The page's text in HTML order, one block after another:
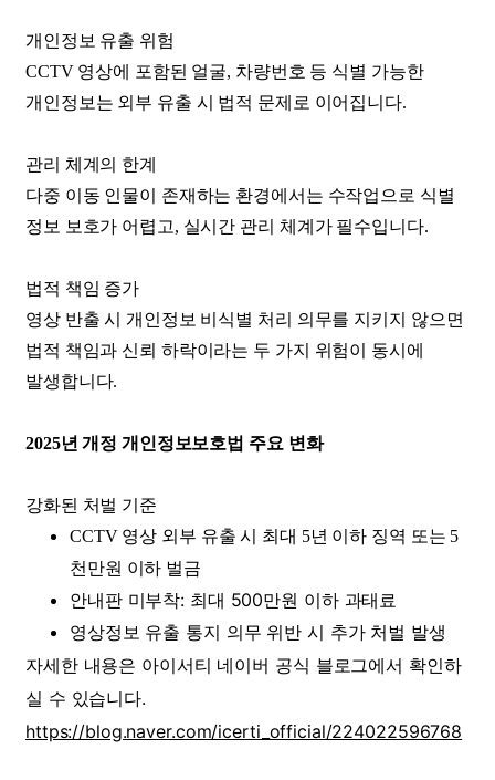
개인정보 유출 위험
CCTV 영상에 포함된 얼굴, 차량번호 등 식별 가능한
개인정보는 외부 유출 시 법적 문제로 이어집니다.
​관리 체계의 한계
다중 이동 인물이 존재하는 환경에서는 수작업으로 식별
정보 보호가 어렵고, 실시간 관리 체계가 필수입니다.
​법적 책임 증가
영상 반출 시 개인정보 비식별 처리 의무를 지키지 않으면
법적 책임과 신뢰 하락이라는 두 가지 위험이 동시에
발생합니다.
2025년 개정 개인정보보호법 주요 변화
​강화된 처벌 기준
CCTV 영상 외부 유출 시 최대 5년 이하 징역 또는 5
천만원 이하 벌금
안내판 미부착: 최대 500만원 이하 과태료
영상정보 유출 통지 의무 위반 시 추가 처벌 발생
자세한 내용은 아이서티 네이버 공식 블로그에서 확인하
실 수 있습니다.
https://blog.naver.com/icerti_official/224022596768